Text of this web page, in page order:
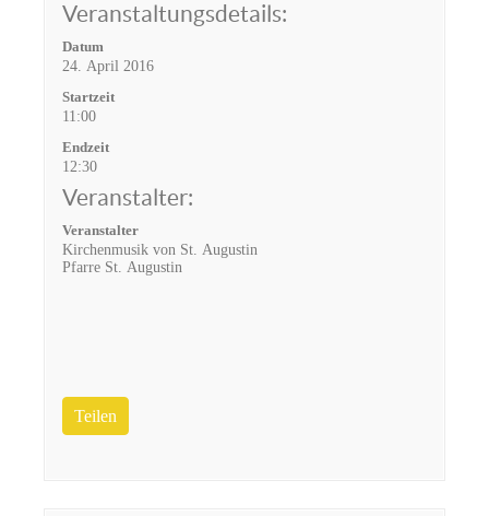
Veranstaltungsdetails:
Datum
24. April 2016
Startzeit
11:00
Endzeit
12:30
Veranstalter:
Veranstalter
Kirchenmusik von St. Augustin
Pfarre St. Augustin
Teilen